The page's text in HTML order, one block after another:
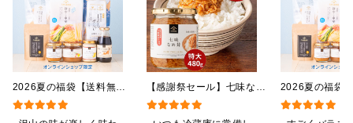
【感謝祭セール】七味なめ
茸 480g（特大）（八幡
屋礒五郎の七味唐辛子入
2026夏の福袋
料】【オンライ
【ポイントキ
2026夏の福袋【送料無
料】【オンライン限定】
【ポイントキャンペーン実